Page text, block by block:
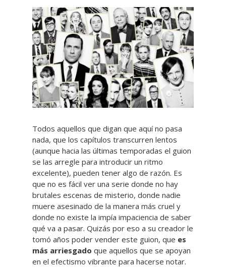
Todos aquellos que digan que aquí no pasa
nada, que los capítulos transcurren lentos
(aunque hacia las últimas temporadas el guion
se las arregle para introducir un ritmo
excelente), pueden tener algo de razón. Es
que no es fácil ver una serie donde no hay
brutales escenas de misterio, donde nadie
muere asesinado de la manera más cruel y
donde no existe la impía impaciencia de saber
qué va a pasar. Quizás por eso a su creador le
tomó años poder vender este guion, que es
más arriesgado que aquellos que se apoyan
en el efectismo vibrante para hacerse notar.